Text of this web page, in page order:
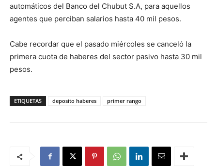
automáticos del Banco del Chubut S.A, para aquellos
agentes que perciban salarios hasta 40 mil pesos.
Cabe recordar que el pasado miércoles se canceló la
primera cuota de haberes del sector pasivo hasta 30 mil
pesos.
ETIQUETAS deposito haberes primer rango